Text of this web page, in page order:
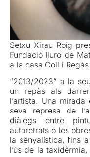
Setxu Xirau Roig
Fundació Iluro de
a la casa Coll i Regàs.
“2013/2023” a la
un repàs als
l’artista. Una
seva represa de
diàlegs entre
autoretrats o les
la senyalística, fins
l’ús de la